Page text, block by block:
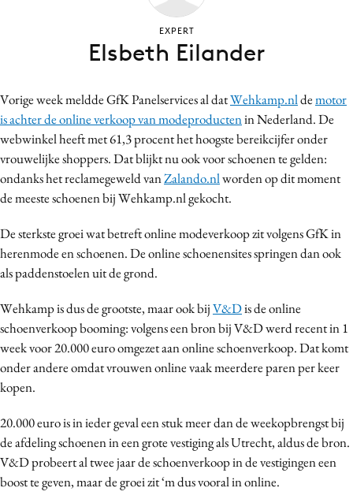
Craft
Customer Experience
Data & Insights
Design
Digital transformation
Diversiteit
Effectiviteit
Gedragsverandering
Interne communicatie
Martech
Media
Merkstrategie
PR
Programmatic
Purpose Marketing
Reputatie & crisis
Vorige week meldde GfK Panelservices al datWehkamp.nldemotor
is achter de online verkoop van modeproductenin Nederland. De
webwinkel heeft met 61,3 procent het hoogste bereikcijfer onder
vrouwelijke shoppers. Dat blijkt nu ook voor schoenen te gelden:
ondanks het reclamegeweld vanZalando.nlworden op dit moment
de meeste schoenen bij Wehkamp.nl gekocht.
De sterkste groei wat betreft online modeverkoop zit volgens GfK in
herenmode en schoenen. De online schoenensites springen dan ook
als paddenstoelen uit de grond.
Wehkamp is dus de grootste, maar ook bijV&Dis de online
schoenverkoop booming: volgens een bron bij V&D werd recent in 1
week voor 20.000 euro omgezet aan online schoenverkoop. Dat komt
onder andere omdat vrouwen online vaak meerdere paren per keer
kopen.
20.000 euro is in ieder geval een stuk meer dan de weekopbrengst bij
de afdeling schoenen in een grote vestiging als Utrecht, aldus de bron.
V&D probeert al twee jaar de schoenverkoop in de vestigingen een
boost te geven, maar de groei zit ‘m dus vooral in online.
EXPERT
Elsbeth Eilander